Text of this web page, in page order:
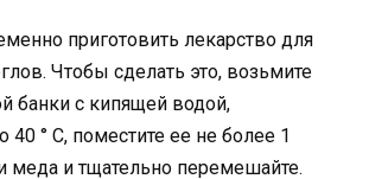
приготовить лекарство для
Чтобы сделать это, возьмите
банки с кипящей водой,
° C, поместите ее не более 1
меда и тщательно перемешайте.